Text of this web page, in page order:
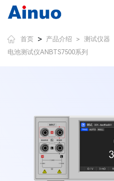
首页 > 产品介绍 > 测试仪器
电池测试仪ANBTS7500系列